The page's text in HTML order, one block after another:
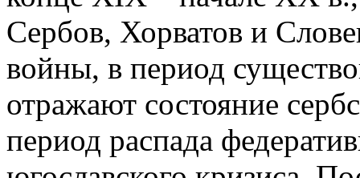
Сербов, Хорватов и
войны, в период
отражают состояние
период распада